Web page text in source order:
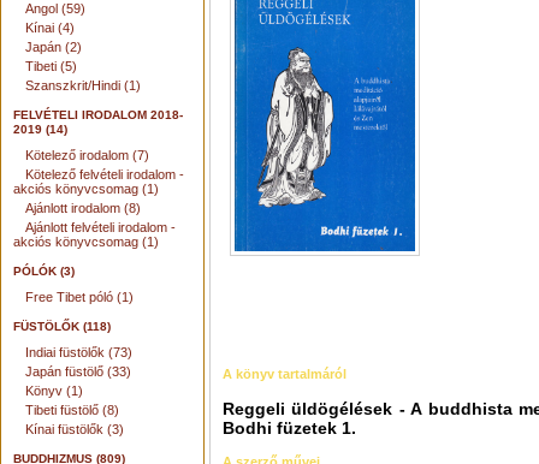
Angol (59)
Kínai (4)
Japán (2)
Tibeti (5)
Szanszkrit/Hindi (1)
FELVÉTELI IRODALOM 2018-
2019 (14)
Kötelező irodalom (7)
Kötelező felvételi irodalom -
akciós könyvcsomag (1)
Ajánlott irodalom (8)
Ajánlott felvételi irodalom -
akciós könyvcsomag (1)
PÓLÓK (3)
Free Tibet póló (1)
FÜSTÖLŐK (118)
Indiai füstölők (73)
Japán füstölő (33)
Könyv (1)
Tibeti füstölő (8)
Kínai füstölők (3)
BUDDHIZMUS (809)
A könyv tartalmáról
Reggeli üldögélések - A buddhista
Bodhi füzetek 1.